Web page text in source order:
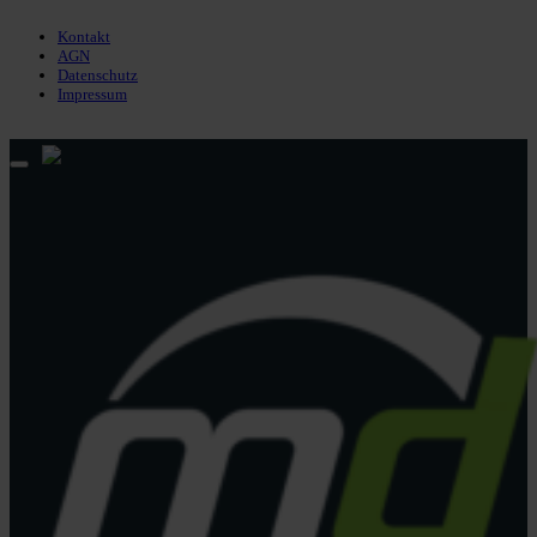
Kontakt
AGN
Datenschutz
Impressum